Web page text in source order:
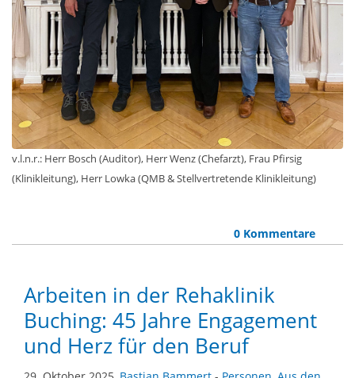
v.l.n.r.: Herr Bosch (Auditor), Herr Wenz (Chefarzt), Frau Pfirsig
(Klinikleitung), Herr Lowka (QMB & Stellvertretende Klinikleitung)
0 Kommentare
Arbeiten in der Rehaklinik
Buching: 45 Jahre Engagement
und Herz für den Beruf